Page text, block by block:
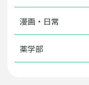
漫画・日常
薬学部